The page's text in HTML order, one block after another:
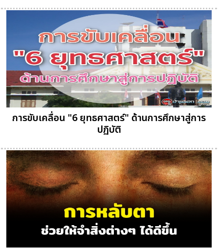
การขับเคลื่อน "6 ยุทธศาสตร์" ด้านการศึกษาสู่การ
ปฏิบัติ